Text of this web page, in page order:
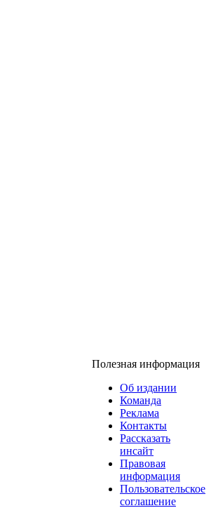
Полезная информация
Об издании
Команда
Реклама
Контакты
Рассказать
инсайт
Правовая
информация
Пользовательское
соглашение